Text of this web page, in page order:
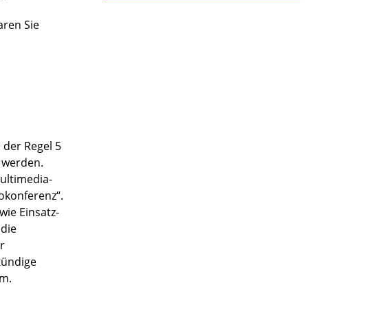
Sie
Regel 5
Einsatz-